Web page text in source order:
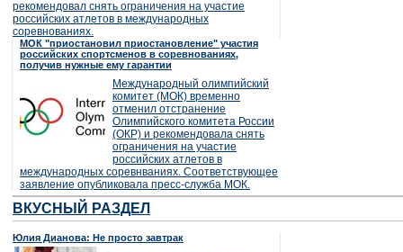
рекомендовал снять ограничения на участие
российских атлетов в международных
соревнованиях.
МОК "приостановил приостановление" участия
российских спортсменов в соревнованиях,
получив нужные ему гарантии
Международный олимпийский
комитет (МОК) временно
отменил отстранение
Олимпийского комитета России
(ОКР) и рекомендовала снять
ограничения на участие
российских атлетов в
международных соревнваниях. Соответствующее
заявление опубликовала пресс-служба МОК.
ВКУСНЫЙ РАЗДЕЛ
Юлия Дианова: Не просто завтрак